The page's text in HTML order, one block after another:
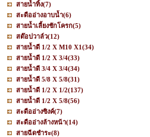
สายน้ำทิ้ง(7)
สะดืออ่างอาบน้ำ(6)
สายน้ำเลี้ยงชักโครก(5)
สต๊อปวาล์ว(12)
สายน้ำดี 1/2 X M10 X1(34)
สายน้ำดี 1/2 X 3/4(33)
สายน้ำดี 3/4 X 3/4(34)
สายน้ำดี 5/8 X 5/8(31)
สายน้ำดี 1/2 X 1/2(137)
สายน้ำดี 1/2 X 5/8(56)
สะดืออ่างซิงค์(7)
สะดืออ่างล้างหน้า(14)
สายฉีดชำระ(8)